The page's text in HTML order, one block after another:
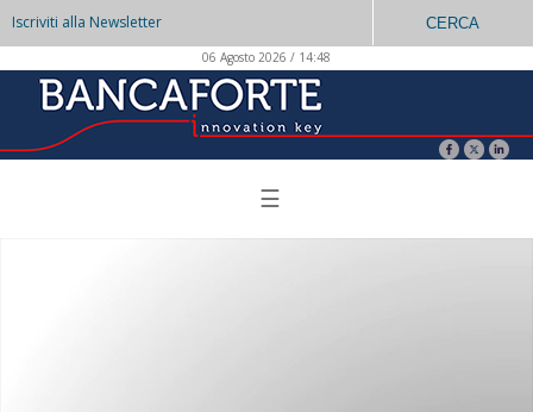
Iscriviti alla Newsletter CERCA
06 Agosto 2026 / 14:48
☰